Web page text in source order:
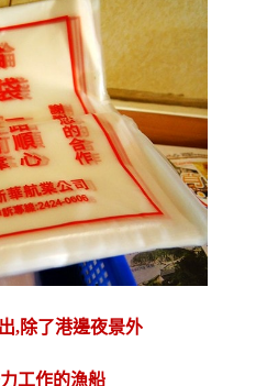
,除了港邊夜景外
工作的漁船